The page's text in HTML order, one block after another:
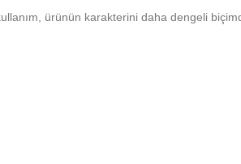
ürünün karakterini daha dengeli